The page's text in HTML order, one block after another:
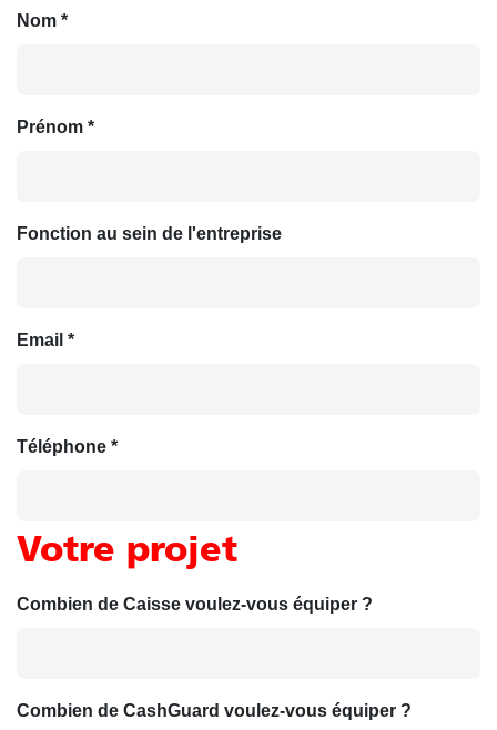
Nom *
Prénom *
Fonction au sein de l'entreprise
Email *
Téléphone *
Votre projet
Combien de Caisse voulez-vous équiper ?
Combien de CashGuard voulez-vous équiper ?